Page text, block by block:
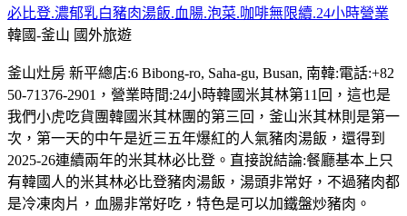
必比登.濃郁乳白豬肉湯飯.血腸.泡菜.咖啡無限續.24小時營業
韓國-釜山 國外旅遊
釜山灶房 新平總店:6 Bibong-ro, Saha-gu, Busan, 南韓:電話:+82
50-71376-2901，營業時間:24小時韓國米其林第11回，這也是
我們小虎吃貨團韓國米其林團的第三回，釜山米其林則是第一
次，第一天的中午是近三五年爆紅的人氣豬肉湯飯，還得到
2025-26連續兩年的米其林必比登。直接說結論:餐廳基本上只
有韓國人的米其林必比登豬肉湯飯，湯頭非常好，不過豬肉都
是冷凍肉片，血腸非常好吃，特色是可以加鐵盤炒豬肉。